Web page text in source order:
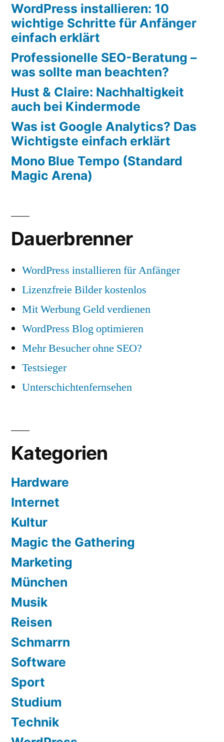
WordPress installieren: 10
wichtige Schritte für Anfänger
einfach erklärt
Professionelle SEO-Beratung –
was sollte man beachten?
Hust & Claire: Nachhaltigkeit
auch bei Kindermode
Was ist Google Analytics? Das
Wichtigste einfach erklärt
Mono Blue Tempo (Standard
Magic Arena)
Dauerbrenner
WordPress installieren für Anfänger
Lizenzfreie Bilder kostenlos
Mit Werbung Geld verdienen
WordPress Blog optimieren
Mehr Besucher ohne SEO?
Testsieger
Unterschichtenfernsehen
Kategorien
Hardware
Internet
Kultur
Magic the Gathering
Marketing
München
Musik
Reisen
Schmarrn
Software
Sport
Studium
Technik